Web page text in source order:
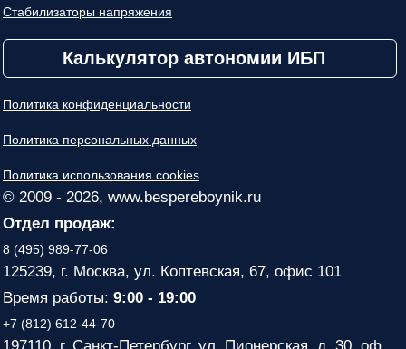
Стабилизаторы напряжения
Калькулятор автономии ИБП
Политика конфиденциальности
Политика персональных данных
Политика использования cookies
© 2009 - 2026, www.bespereboynik.ru
Отдел продаж:
8 (495) 989-77-06
125239, г. Москва, ул. Коптевская, 67, офис 101
Время работы: 9:00 - 19:00
+7 (812) 612-44-70